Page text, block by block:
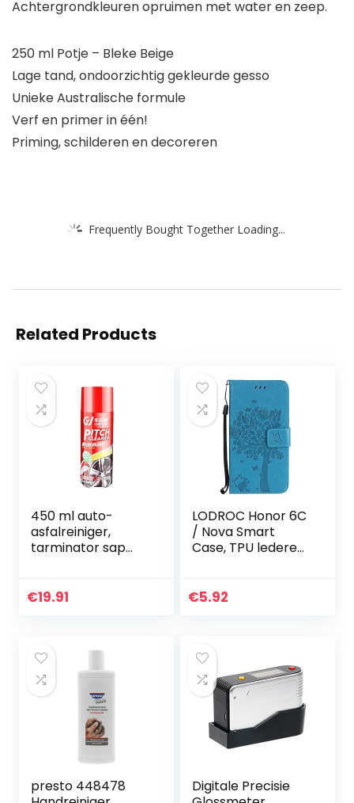
Achtergrondkleuren opruimen met water en zeep.
250 ml Potje – Bleke Beige
Lage tand, ondoorzichtig gekleurde gesso
Unieke Australische formule
Verf en primer in één!
Priming, schilderen en decoreren
Frequently Bought Together Loading...
Related Products
450 ml auto-
asfalreiniger,
tarminator sap
reinigingsmiddel
€19.91
LODROC Honor 6C
/ Nova Smart
Case, TPU lederen
beschermhoes
€5.92
presto 448478
Digitale Precisie